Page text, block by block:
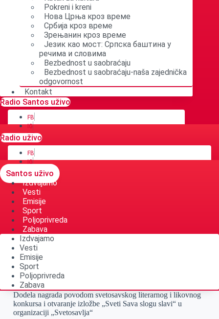
Pokreni i kreni
Нова Црња кроз време
Србија кроз време
Зрењанин кроз време
Језик као мост: Српска баштина у
речима и словима
Bezbednost u saobraćaju
Bezbednost u saobraćaju-naša zajednička
odgovornost
Kontakt
Radio Santos uživo
FB
IG
YT
Radio uživo
FB
IG
YT
Santos uživo
Izdvajamo
Vesti
Emisije
Sport
Poljoprivreda
Zabava
Izdvajamo
Vesti
Emisije
Sport
Poljoprivreda
Zabava
Dodela nagrada povodom svetosavskog literarnog i likovnog
konkursa i otvaranje izložbe „Sveti Sava slogu slavi“ u
organizaciji „Svetosavlja“